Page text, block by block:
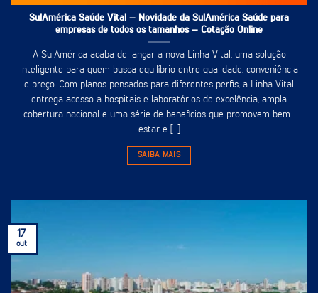
SulAmérica Saúde Vital – Novidade da SulAmérica Saúde para
empresas de todos os tamanhos – Cotação Online
A SulAmérica acaba de lançar a nova Linha Vital, uma solução
inteligente para quem busca equilíbrio entre qualidade, conveniência
e preço. Com planos pensados para diferentes perfis, a Linha Vital
entrega acesso a hospitais e laboratórios de excelência, ampla
cobertura nacional e uma série de benefícios que promovem bem-
estar e [...]
SAIBA MAIS
17
out